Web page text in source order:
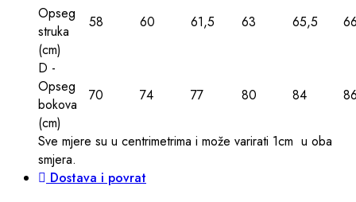
Opseg
struka
(сm)
58 60 61,5 63 65,5
D -
Opseg
bokova
(сm)
70 74 77 80 84
Sve mjere su u centrimetrima i može varirati 1cm u oba
smjera.
Dostava i povrat